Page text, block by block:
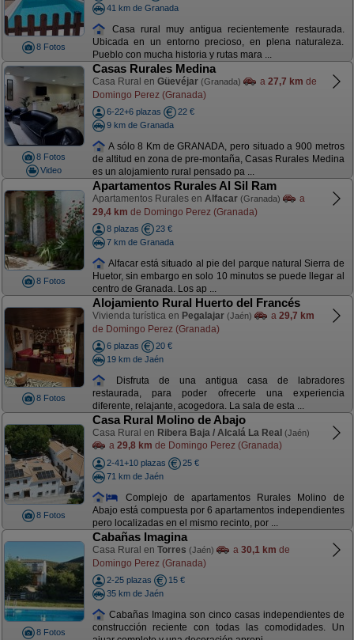
8 Fotos
41 km de Granada
Casa rural muy antigua recientemente restaurada.
Ubicada en un entorno precioso, en plena naturaleza.
Pueblo con mucha historia y rutas mara ...
8 Fotos
Video
Casas Rurales Medina
Casa Rural en Güevéjar (Granada) a 27,7 km de
Domingo Perez (Granada)
6-22+6 plazas
22 €
9 km de Granada
A sólo 8 Km de GRANADA, pero situado a 900 metros
de altitud en zona de pre-montaña, Casas Rurales Medina
es un alojamiento rural pensado pa ...
8 Fotos
Apartamentos Rurales Al Sil Ram
Apartamentos Rurales en Alfacar (Granada)
a
29,4 km de Domingo Perez (Granada)
8 plazas
23 €
7 km de Granada
Alfacar está situado al pie del parque natural Sierra de
Huetor, sin embargo en solo 10 minutos se puede llegar al
centro de Granada. Los ap ...
8 Fotos
Alojamiento Rural Huerto del Francés
Vivienda turística en Pegalajar (Jaén) a 29,7 km
de Domingo Perez (Granada)
6 plazas
20 €
19 km de Jaén
Disfruta de una antigua casa de labradores
restaurada, para poder ofrecerte una experiencia
diferente, relajante, acogedora. La sala de esta ...
8 Fotos
Casa Rural Molino de Abajo
Casa Rural en Ribera Baja / Alcalá La Real (Jaén)
a 29,8 km de Domingo Perez (Granada)
2-41+10 plazas
25 €
71 km de Jaén
Complejo de apartamentos Rurales Molino de
Abajo está compuesta por 6 apartamentos independientes
pero localizadas en el mismo recinto, por ...
8 Fotos
Cabañas Imagina
Casa Rural en Torres (Jaén) a 30,1 km de
Domingo Perez (Granada)
2-25 plazas
15 €
35 km de Jaén
Cabañas Imagina son cinco casas independientes de
construcción reciente con todas las comodidades. Un